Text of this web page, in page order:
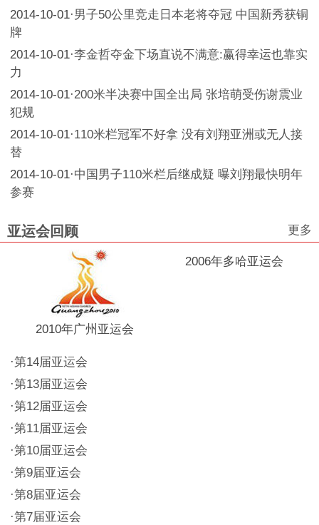
2014-10-01·男子50公里竞走日本老将夺冠 中国新秀获铜
牌
2014-10-01·李金哲夺金下场直说不满意:赢得幸运也靠实
力
2014-10-01·200米半决赛中国全出局 张培萌受伤谢震业
犯规
2014-10-01·110米栏冠军不好拿 没有刘翔亚洲或无人接
替
2014-10-01·中国男子110米栏后继成疑 曝刘翔最快明年
参赛
亚运会回顾 更多
2010年广州亚运会
2006年多哈亚运会
·第14届亚运会
·第13届亚运会
·第12届亚运会
·第11届亚运会
·第10届亚运会
·第9届亚运会
·第8届亚运会
·第7届亚运会